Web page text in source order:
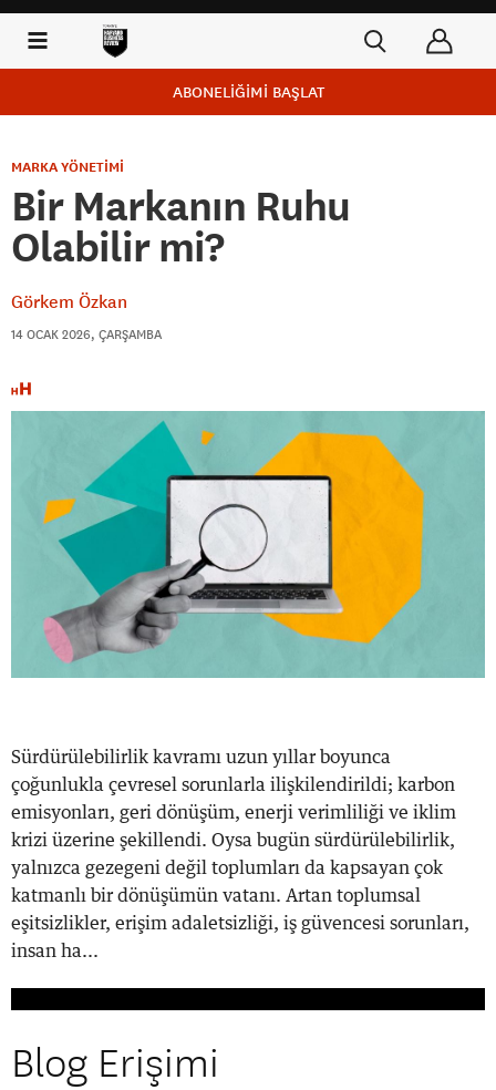
ABONELİĞİMİ BAŞLAT
MARKA YÖNETİMİ
Bir Markanın Ruhu
Olabilir mi?
Görkem Özkan
14 OCAK 2026, ÇARŞAMBA
Sürdürülebilirlik kavramı uzun yıllar boyunca
çoğunlukla çevresel sorunlarla ilişkilendirildi; karbon
emisyonları, geri dönüşüm, enerji verimliliği ve iklim
krizi üzerine şekillendi. Oysa bugün sürdürülebilirlik,
yalnızca gezegeni değil toplumları da kapsayan çok
katmanlı bir dönüşümün vatanı. Artan toplumsal
eşitsizlikler, erişim adaletsizliği, iş güvencesi sorunları,
insan ha...
Blog Erişimi